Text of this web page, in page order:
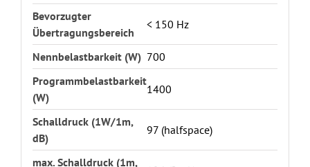
Bevorzugter
Übertragungsbereich
< 150 Hz
Nennbelastbarkeit (W) 700
Programmbelastbarkeit
(W)
1400
Schalldruck (1W/1m,
dB)
97 (halfspace)
max. Schalldruck (1m,